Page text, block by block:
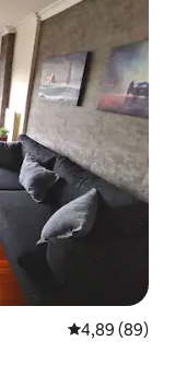
Gemiddelde
4,89 (89)